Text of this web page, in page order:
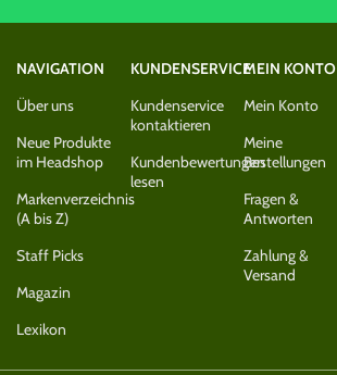
NAVIGATION
Über uns
Neue Produkte
im Headshop
Markenverzeichnis
(A bis Z)
Staff Picks
Magazin
Lexikon
KUNDENSERVICE
Kundenservice
kontaktieren
Kundenbewertungen
lesen
MEIN KONTO
Mein Konto
Meine
Bestellungen
Fragen &
Antworten
Zahlung &
Versand